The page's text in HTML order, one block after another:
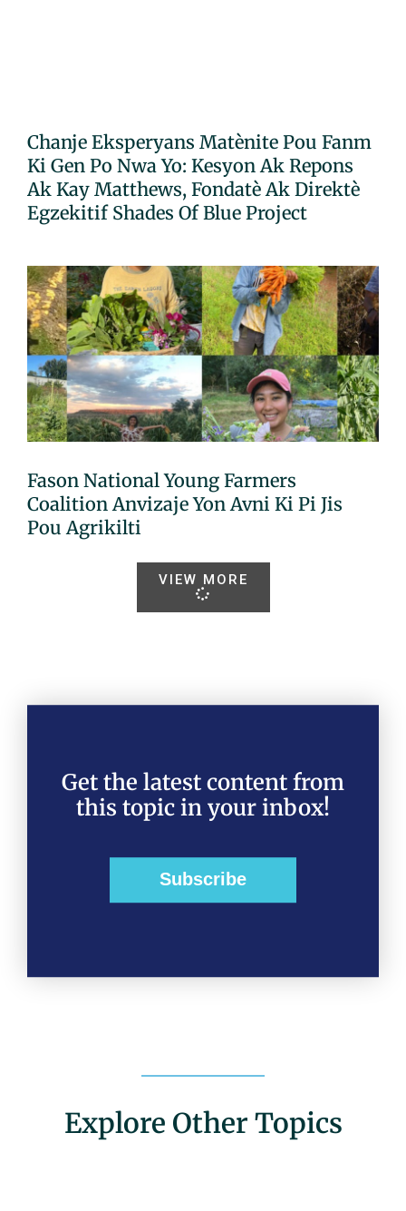
Chanje Eksperyans Matènite Pou Fanm
Ki Gen Po Nwa Yo: Kesyon Ak Repons
Ak Kay Matthews, Fondatè Ak Direktè
Egzekitif Shades Of Blue Project
Fason National Young Farmers
Coalition Anvizaje Yon Avni Ki Pi Jis
Pou Agrikilti
VIEW MORE
Get the latest content from
this topic in your inbox!
Subscribe
Explore Other Topics